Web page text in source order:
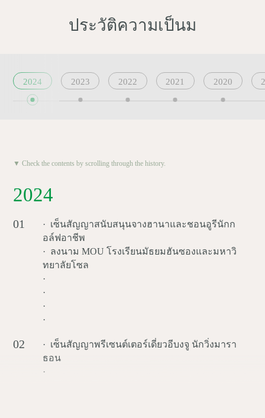
ประวัติความเป็นม
2024 2023 2022 2021 2020
▼ Check the contents by scrolling through the history.
2024
01
· เซ็นสัญญาสนับสนุนจางฮานาและชอนอูรีนักก
อล์ฟอาชีพ
· ลงนาม MOU โรงเรียนมัธยมฮันซองและมหาวิ
ทยาลัยโซล
·
·
·
·
02
· เซ็นสัญญาพรีเซนต์เตอร์เดี่ยวอีบงจู นักวิ่งมารา
ธอน
·